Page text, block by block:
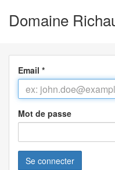
Domaine
Email *
Mot de passe